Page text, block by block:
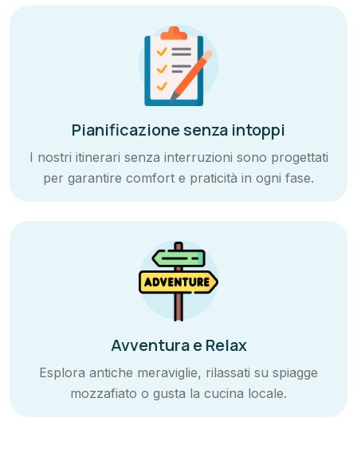
Pianificazione senza intoppi
I nostri itinerari senza interruzioni sono progettati
per garantire comfort e praticità in ogni fase.
Avventura e Relax
Esplora antiche meraviglie, rilassati su spiagge
mozzafiato o gusta la cucina locale.